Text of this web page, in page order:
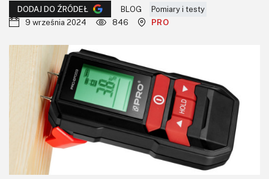
Kontakt
Magazyny
Archiwum
Do pobrania
DODAJ DO ŹRÓDEŁ BLOG
Pomiary i testy
9 września 2024
846 PRO